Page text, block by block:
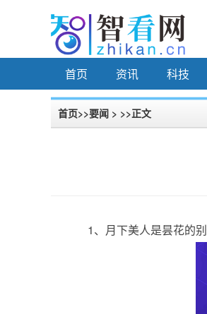
首页 资讯 科技
首页>>要闻 > >>正文
1、月下美人是昙花的别